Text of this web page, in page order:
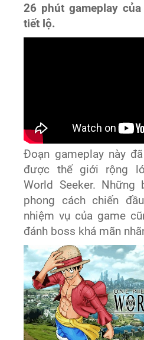
26 phút gameplay
tiết lộ.
Đoạn gameplay này
được thế giới rộng
World Seeker.
phong cách chiến
nhiệm vụ của game
đánh boss khá mãn